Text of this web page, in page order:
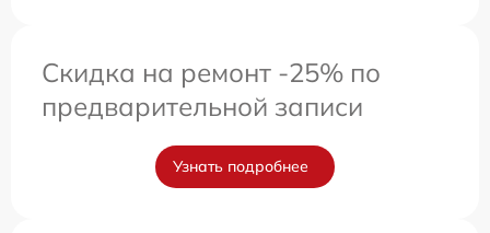
Скидка на ремонт -25% по
предварительной записи
Узнать подробнее